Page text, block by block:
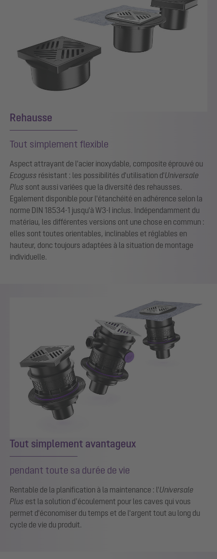
Rehausse
Tout simplement flexible
Aspect attrayant de l'acier inoxydable, composite éprouvé ou
Ecoguss résistant : les possibilités d'utilisation d'Universale
Plus sont aussi variées que la diversité des rehausses.
Egalement disponible pour l'étanchéité en adhérence selon la
norme DIN 18534-1 jusqu'à W3-I inclus. Indépendamment du
matériau, les différentes versions ont une chose en commun :
elles sont toutes orientables, inclinables et réglables en
hauteur, donc toujours adaptées à la situation de montage
individuelle.
Tout simplement avantageux
pendant toute sa durée de vie
Rentable de la planification à la maintenance : l'Universale
Plus est la solution d’écoulement pour les caves qui vous
permet d'économiser du temps et de l'argent tout au long du
cycle de vie du produit.